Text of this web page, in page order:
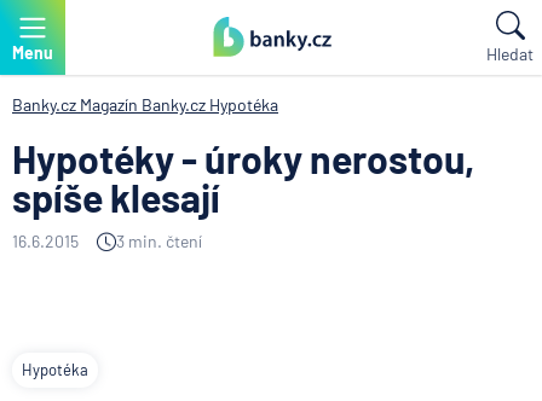
Menu Hledat
Banky.cz Magazín Banky.cz Hypotéka
Hypotéky - úroky nerostou,
spíše klesají
16.6.2015 3 min. čtení
Hypotéka